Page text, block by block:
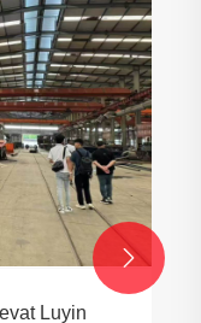
Luyin
